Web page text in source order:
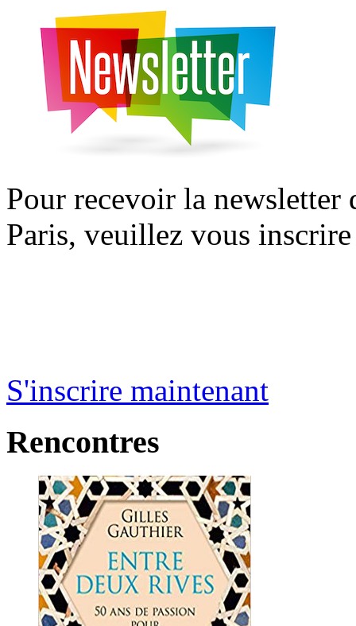
Pour recevoir la
Paris, veuillez vous
S'inscrire maintenant
Rencontres